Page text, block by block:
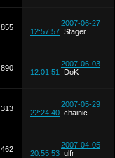
855
2007-06-27
12:57:57 Stager
890
2007-06-03
12:01:51
DoK
313
2007-05-29
22:24:40 chainic
462
2007-04-05
20:55:53 ulfr